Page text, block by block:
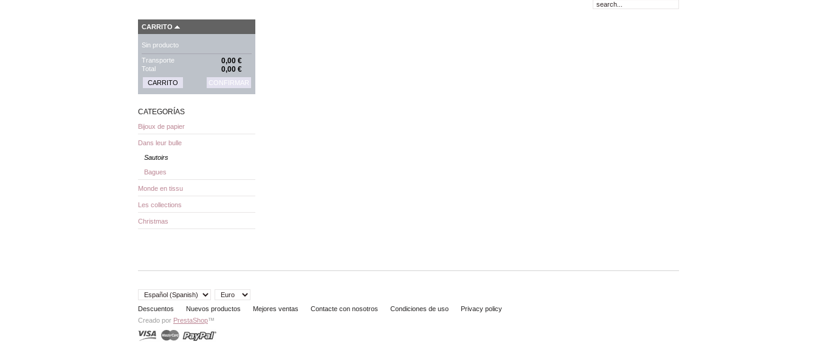
CARRITO
Sin producto
Transporte 0,00 €
Total 0,00 €
CARRITO CONFIRMAR
CATEGORÍAS
Bijoux de papier
Dans leur bulle
Sautoirs
Bagues
Monde en tissu
Les collections
Christmas
Descuentos Nuevos productos Mejores ventas Contacte con nosotros Condiciones de uso
Privacy policy
Creado por PrestaShop™